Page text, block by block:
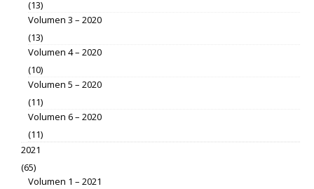
(13)
Volumen 3 – 2020
(13)
Volumen 4 – 2020
(10)
Volumen 5 – 2020
(11)
Volumen 6 – 2020
(11)
2021
(65)
Volumen 1 – 2021